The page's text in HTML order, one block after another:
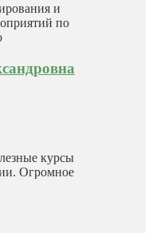
и
по
курсы
Огромное